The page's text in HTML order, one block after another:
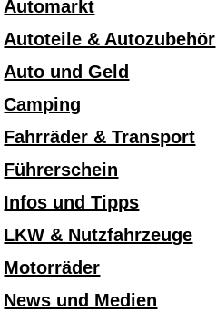
Automarkt
Autoteile & Autozubehör
Auto und Geld
Camping
Fahrräder & Transport
Führerschein
Infos und Tipps
LKW & Nutzfahrzeuge
Motorräder
News und Medien